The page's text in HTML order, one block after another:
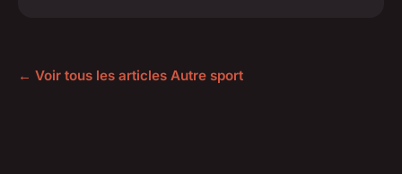
← Voir tous les articles Autre sport